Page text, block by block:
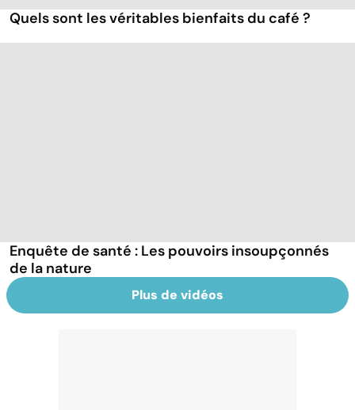
Quels sont les véritables bienfaits du café ?
Enquête de santé : Les pouvoirs insoupçonnés
de la nature
Plus de vidéos